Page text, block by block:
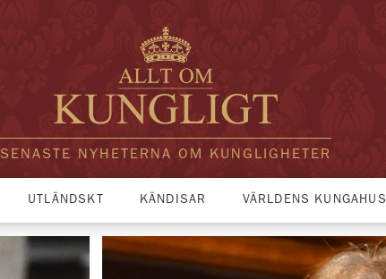
SENASTE NYHETERNA OM KUNGLIGHETER
UTLÄNDSKT KÄNDISAR VÄRLDENS KUNGAHUS